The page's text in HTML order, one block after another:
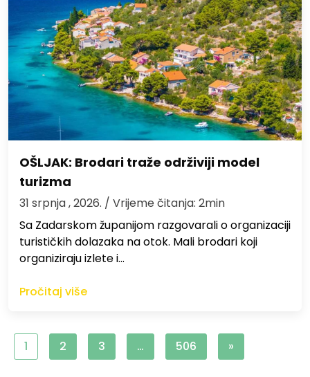
OŠLJAK: Brodari traže održiviji model
turizma
31 srpnja , 2026. / Vrijeme čitanja: 2min
Sa Zadarskom županijom razgovarali o organizaciji
turističkih dolazaka na otok. Mali brodari koji
organiziraju izlete i…
Pročitaj više
1 2 3 … 506 »